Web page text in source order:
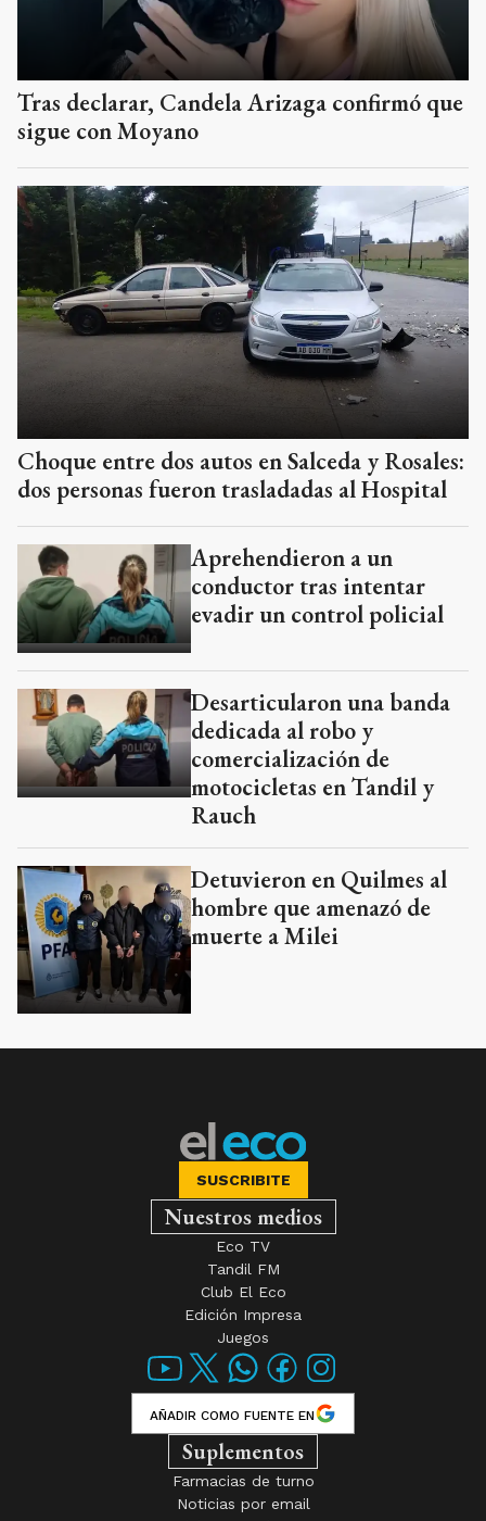
Tras declarar, Candela Arizaga confirmó que
sigue con Moyano
Choque entre dos autos en Salceda y Rosales:
dos personas fueron trasladadas al Hospital
Aprehendieron a un
conductor tras intentar
evadir un control policial
Desarticularon una banda
dedicada al robo y
comercialización de
motocicletas en Tandil y
Rauch
Detuvieron en Quilmes al
hombre que amenazó de
muerte a Milei
SUSCRIBITE
Nuestros medios
Eco TV
Tandil FM
Club El Eco
Edición Impresa
Juegos
AÑADIR COMO FUENTE EN
Suplementos
Farmacias de turno
Noticias por email